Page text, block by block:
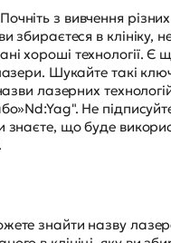
з вивчення
збираєтеся в клініку,
хороші технології. Є
Шукайте такі
лазерних
Не
знаєте, що буде
знайти назву